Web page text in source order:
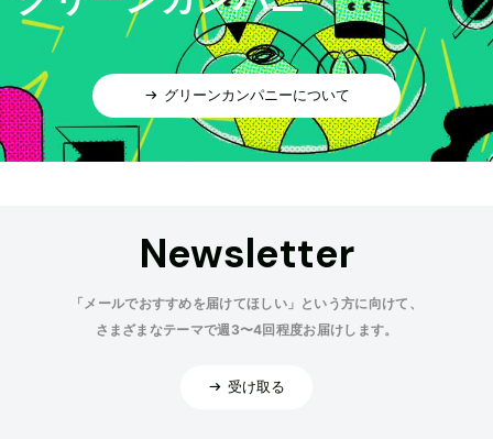
グリーンカンパニーについて
Newsletter
「メールでおすすめを届けてほしい」という方に向けて、
さまざまなテーマで週3〜4回程度お届けします。
受け取る